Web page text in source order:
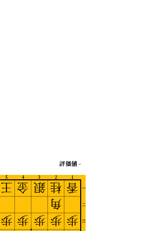
1
2
3
4
5
一
二
三
評価値 -
香
歩
桂
角
歩
銀
歩
金
歩
王
歩